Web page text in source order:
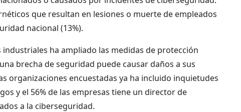
que resultan en lesiones o muerte de empleados
nacional (13%).
ha ampliado las medidas de protección
brecha de seguridad puede causar daños a sus
organizaciones encuestadas ya ha incluido inquietudes
y el 56% de las empresas tiene un director de
a la ciberseguridad.